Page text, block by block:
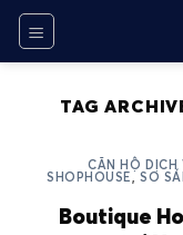
Skip
content
TAG
CĂN HỘ DỊCH
SHOPHOUSE,SO
Boutique